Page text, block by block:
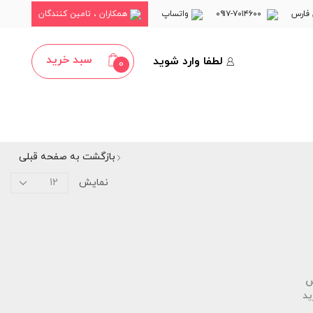
فارس واتساپ همکاران ، تامین کنندگان
لطفا وارد شوید 0 سبد خرید
بازگشت به صفحه قبلی
نمایش